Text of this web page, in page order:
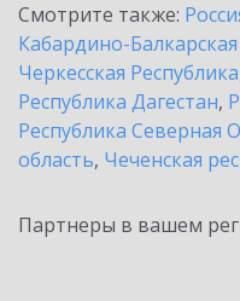
Смотрите также:
Кабардино-
Черкесская Республика
Республика Дагестан,
Республика Северная
область, Чеченская
Партнеры в вашем